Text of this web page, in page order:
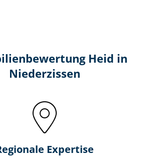
Heid in
Niederzissen
Expertise